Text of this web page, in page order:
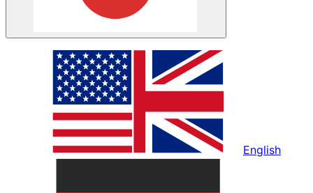
English